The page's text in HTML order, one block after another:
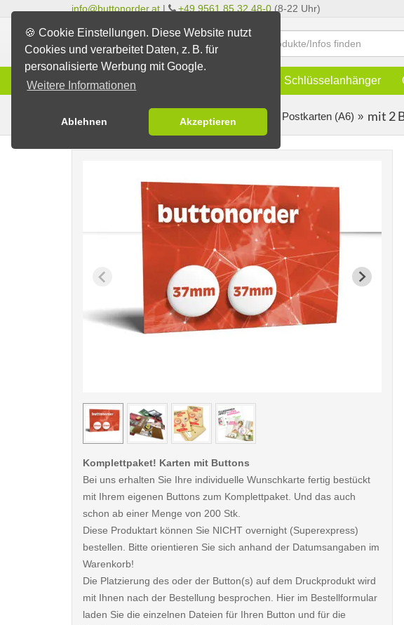
🍪 Cookie Einstellungen. Diese Website nutzt
Cookies und verarbeitet Daten, z. B. für
personalisierte Werbung mit Google.
Weitere Informationen
Ablehnen Akzeptieren
info@buttonorder.at | +49 9561 85 32 48-0 (8-22 Uhr)
Infos Schlüsselanhänger
Buttons erstellen Buttons auf Karten auf Postkarten (A6) mit 2
< /picture> < /
Komplettpaket! Karten mit Buttons
Bei uns erhalten Sie Ihre individuelle Wunschkarte fertig bestückt
mit Ihrem eigenen Buttons zum Komplettpaket. Und das auch
schon ab einer Menge von 200 Stk.
Diese Produktart können Sie NICHT overnight (Superexpress)
bestellen. Bitte orientieren Sie sich anhand der Datumsangaben im
Warenkorb!
Die Platzierung des oder der Button(s) auf dem Druckprodukt wird
mit Ihnen nach der Bestellung besprochen. Hier im Bestellformular
laden Sie die einzelnen Dateien für Ihren Button und für die